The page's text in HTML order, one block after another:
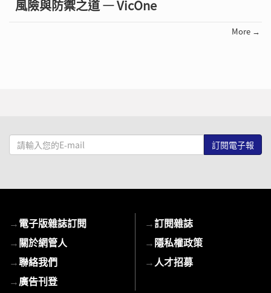
風險與防禦之道 — VicOne
More →
請
輸
mail
→電子版雜誌訂閱
→關於網管人
→聯絡我們
→廣告刊登
→訂閱雜誌
→隱私權政策
→ 人才招募